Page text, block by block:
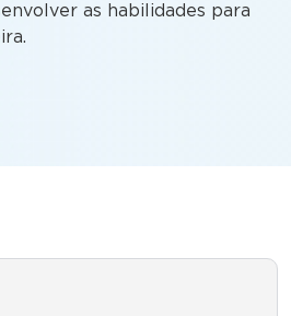
as habilidades para